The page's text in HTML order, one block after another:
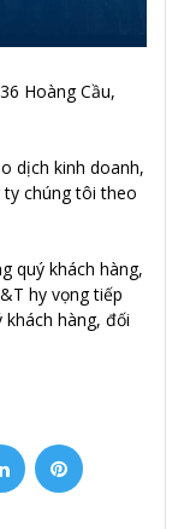
Hoàng Cầu,
dịch kinh doanh,
chúng tôi theo
quý khách hàng,
hy vọng tiếp
hàng, đối
LinkedInPinterest